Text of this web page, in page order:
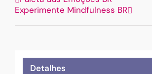
Experimente Mindfulness BR
Detalhes